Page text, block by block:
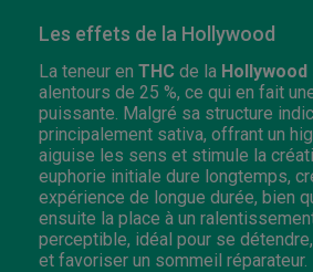
Les effets de la Hollywood
La teneur en THC de la Hollywood
alentours de 25 %, ce qui en fait
puissante. Malgré sa structure
principalement sativa, offrant un
aiguise les sens et stimule la
euphorie initiale dure longtemps,
expérience de longue durée, bien
ensuite la place à un
perceptible, idéal pour se
et favoriser un sommeil réparateur.